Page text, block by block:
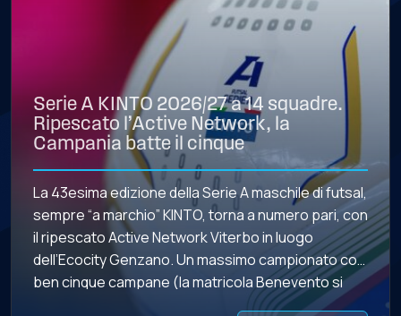
Serie A KINTO 2026/27 a 14 squadre.
Ripescato l’Active Network, la
Campania batte il cinque
La 43esima edizione della Serie A maschile di futsal,
sempre “a marchio” KINTO, torna a numero pari, con
il ripescato Active Network Viterbo in luogo
dell’Ecocity Genzano. Un massimo campionato con
ben cinque campane (la matricola Benevento si
aggiunge a Napoli, Feldi Eboli, Sandro Abate Avellino